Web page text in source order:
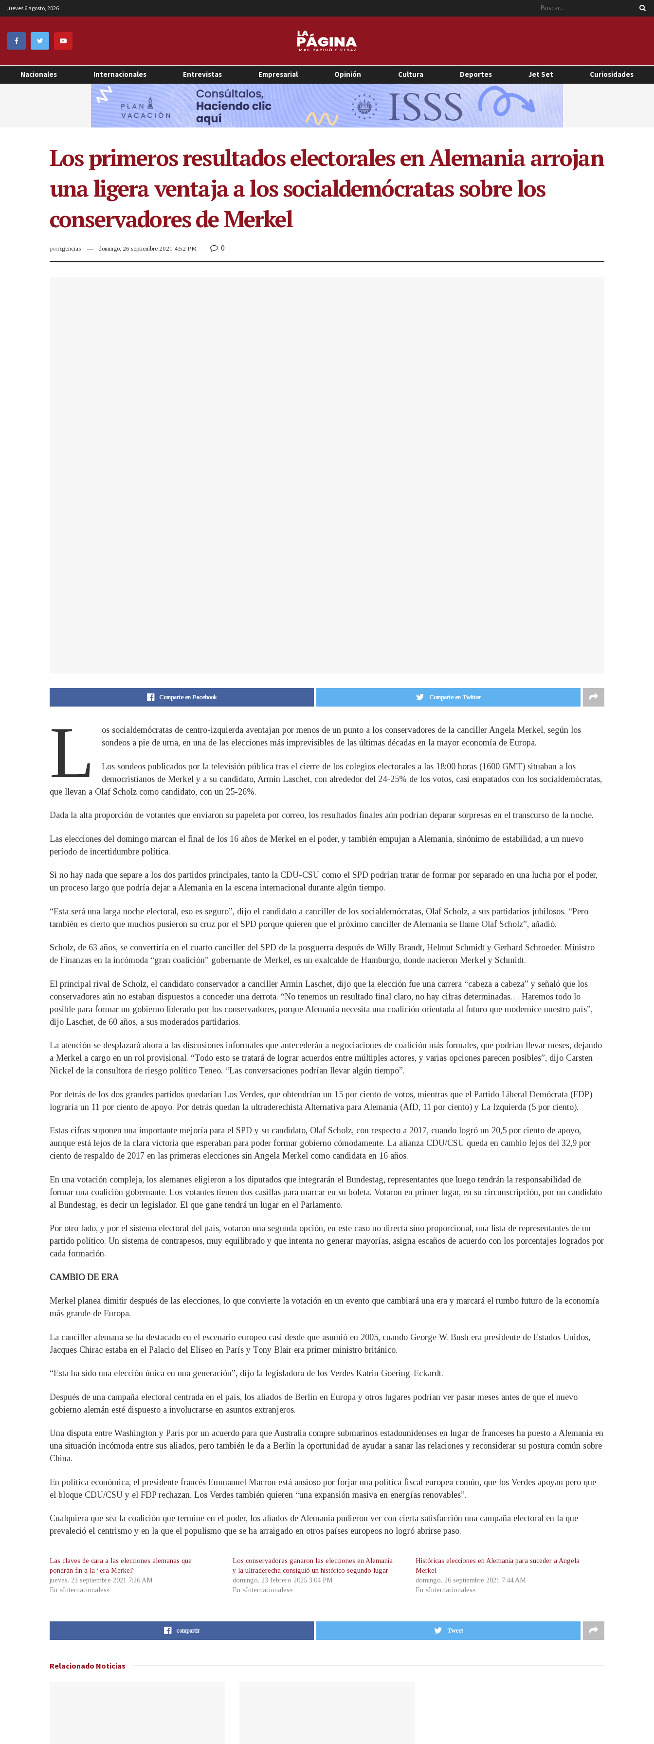
jueves 6 agosto, 2026
Nacionales Internacionales Entrevistas Empresarial Opinión Cultura Deportes Jet Set Curiosidades
Los primeros resultados electorales en Alemania arrojan
una ligera ventaja a los socialdemócratas sobre los
conservadores de Merkel
porAgencias domingo, 26 septiembre 2021 4:52 PM 0
Comparte en Facebook Comparte en Twitter
L
os socialdemócratas de centro-izquierda aventajan por menos de un punto a los conservadores de la canciller Angela Merkel, según los
sondeos a pie de urna, en una de las elecciones más imprevisibles de las últimas décadas en la mayor economía de Europa.
Los sondeos publicados por la televisión pública tras el cierre de los colegios electorales a las 18:00 horas (1600 GMT) situaban a los
democristianos de Merkel y a su candidato, Armin Laschet, con alrededor del 24-25% de los votos, casi empatados con los socialdemócratas,
que llevan a Olaf Scholz como candidato, con un 25-26%.
Dada la alta proporción de votantes que enviaron su papeleta por correo, los resultados finales aún podrían deparar sorpresas en el transcurso de la noche.
Las elecciones del domingo marcan el final de los 16 años de Merkel en el poder, y también empujan a Alemania, sinónimo de estabilidad, a un nuevo
período de incertidumbre política.
Si no hay nada que separe a los dos partidos principales, tanto la CDU-CSU como el SPD podrían tratar de formar por separado en una lucha por el poder,
un proceso largo que podría dejar a Alemania en la escena internacional durante algún tiempo.
“Esta será una larga noche electoral, eso es seguro”, dijo el candidato a canciller de los socialdemócratas, Olaf Scholz, a sus partidarios jubilosos. “Pero
también es cierto que muchos pusieron su cruz por el SPD porque quieren que el próximo canciller de Alemania se llame Olaf Scholz”, añadió.
Scholz, de 63 años, se convertiría en el cuarto canciller del SPD de la posguerra después de Willy Brandt, Helmut Schmidt y Gerhard Schroeder. Ministro
de Finanzas en la incómoda “gran coalición” gobernante de Merkel, es un exalcalde de Hamburgo, donde nacieron Merkel y Schmidt.
El principal rival de Scholz, el candidato conservador a canciller Armin Laschet, dijo que la elección fue una carrera “cabeza a cabeza” y señaló que los
conservadores aún no estaban dispuestos a conceder una derrota. “No tenemos un resultado final claro, no hay cifras determinadas… Haremos todo lo
posible para formar un gobierno liderado por los conservadores, porque Alemania necesita una coalición orientada al futuro que modernice nuestro país”,
dijo Laschet, de 60 años, a sus moderados partidarios.
La atención se desplazará ahora a las discusiones informales que antecederán a negociaciones de coalición más formales, que podrían llevar meses, dejando
a Merkel a cargo en un rol provisional. “Todo esto se tratará de lograr acuerdos entre múltiples actores, y varias opciones parecen posibles”, dijo Carsten
Nickel de la consultora de riesgo político Teneo. “Las conversaciones podrían llevar algún tiempo”.
Por detrás de los dos grandes partidos quedarían Los Verdes, que obtendrían un 15 por ciento de votos, mientras que el Partido Liberal Demócrata (FDP)
lograría un 11 por ciento de apoyo. Por detrás quedan la ultraderechista Alternativa para Alemania (AfD, 11 por ciento) y La Izquierda (5 por ciento).
Estas cifras suponen una importante mejoría para el SPD y su candidato, Olaf Scholz, con respecto a 2017, cuando logró un 20,5 por ciento de apoyo,
aunque está lejos de la clara victoria que esperaban para poder formar gobierno cómodamente. La alianza CDU/CSU queda en cambio lejos del 32,9 por
ciento de respaldo de 2017 en las primeras elecciones sin Angela Merkel como candidata en 16 años.
En una votación compleja, los alemanes eligieron a los diputados que integrarán el Bundestag, representantes que luego tendrán la responsabilidad de
formar una coalición gobernante. Los votantes tienen dos casillas para marcar en su boleta. Votaron en primer lugar, en su circunscripción, por un candidato
al Bundestag, es decir un legislador. El que gane tendrá un lugar en el Parlamento.
Por otro lado, y por el sistema electoral del país, votaron una segunda opción, en este caso no directa sino proporcional, una lista de representantes de un
partido político. Un sistema de contrapesos, muy equilibrado y que intenta no generar mayorías, asigna escaños de acuerdo con los porcentajes logrados por
cada formación.
CAMBIO DE ERA
Merkel planea dimitir después de las elecciones, lo que convierte la votación en un evento que cambiará una era y marcará el rumbo futuro de la economía
más grande de Europa.
La canciller alemana se ha destacado en el escenario europeo casi desde que asumió en 2005, cuando George W. Bush era presidente de Estados Unidos,
Jacques Chirac estaba en el Palacio del Elíseo en París y Tony Blair era primer ministro británico.
“Esta ha sido una elección única en una generación”, dijo la legisladora de los Verdes Katrin Goering-Eckardt.
Después de una campaña electoral centrada en el país, los aliados de Berlín en Europa y otros lugares podrían ver pasar meses antes de que el nuevo
gobierno alemán esté dispuesto a involucrarse en asuntos extranjeros.
Una disputa entre Washington y París por un acuerdo para que Australia compre submarinos estadounidenses en lugar de franceses ha puesto a Alemania en
una situación incómoda entre sus aliados, pero también le da a Berlín la oportunidad de ayudar a sanar las relaciones y reconsiderar su postura común sobre
China.
En política económica, el presidente francés Emmanuel Macron está ansioso por forjar una política fiscal europea común, que los Verdes apoyan pero que
el bloque CDU/CSU y el FDP rechazan. Los Verdes también quieren “una expansión masiva en energías renovables”.
Cualquiera que sea la coalición que termine en el poder, los aliados de Alemania pudieron ver con cierta satisfacción una campaña electoral en la que
prevaleció el centrismo y en la que el populismo que se ha arraigado en otros países europeos no logró abrirse paso.
Las claves de cara a las elecciones alemanas que
pondrán fin a la “era Merkel”
jueves, 23 septiembre 2021 7:26 AM
En «Internacionales»
Los conservadores ganaron las elecciones en Alemania
y la ultraderecha consiguió un histórico segundo lugar
domingo, 23 febrero 2025 3:04 PM
En «Internacionales»
Históricas elecciones en Alemania para suceder a Angela
Merkel
domingo, 26 septiembre 2021 7:44 AM
En «Internacionales»
compartir Tweet
Relacionado Noticias